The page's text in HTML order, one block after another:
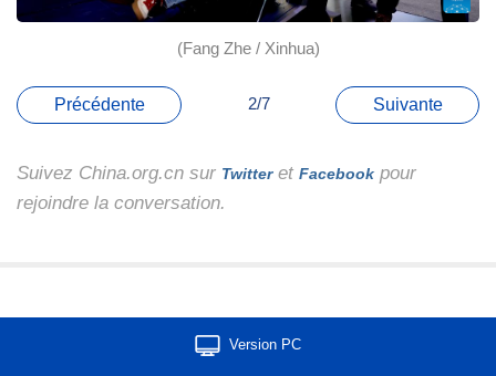
(Fang Zhe / Xinhua)
Précédente 2/7 Suivante
Suivez China.org.cn sur Twitteret Facebook pour
rejoindre la conversation.
Version PC